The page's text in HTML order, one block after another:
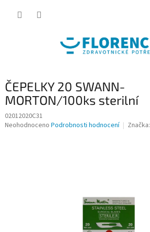
ČEPELKY 20 SWANN-
MORTON/100ks sterilní
02012020C31
Průměrné
Neohodnoceno Podrobnosti hodnocení Značka: